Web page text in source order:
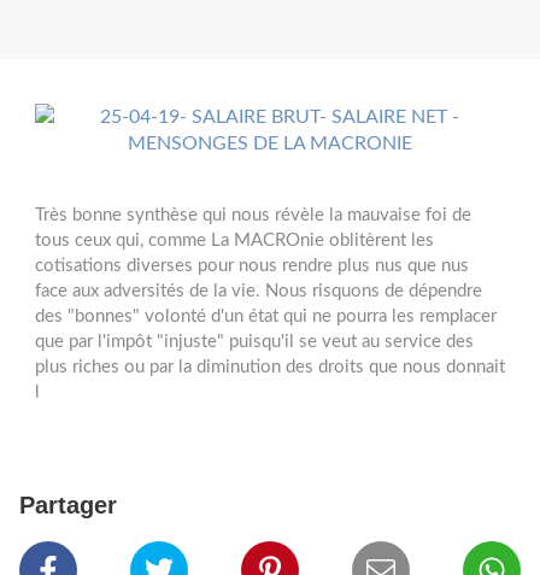
Très bonne synthèse qui nous révèle la mauvaise foi de
tous ceux qui, comme La MACROnie oblitèrent les
cotisations diverses pour nous rendre plus nus que nus
face aux adversités de la vie. Nous risquons de dépendre
des "bonnes" volonté d'un état qui ne pourra les remplacer
que par l'impôt "injuste" puisqu'il se veut au service des
plus riches ou par la diminution des droits que nous donnait
Partager